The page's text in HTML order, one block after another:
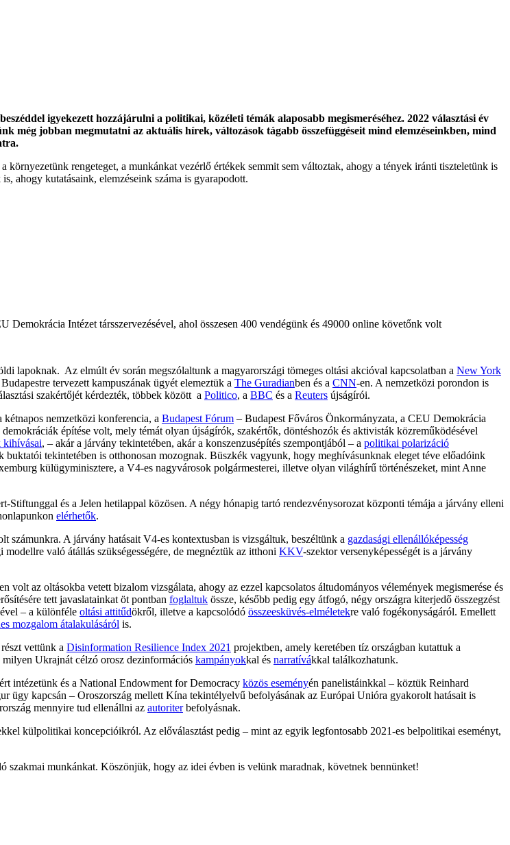
igyekezett hozzájárulni a politikai, közéleti témák alaposabb megismeréséhez. 2022 választási év
jobban megmutatni az aktuális hírek, változások tágabb összefüggéseit mind elemzéseinkben, mind
rengeteget, a munkánkat vezérlő értékek semmit sem változtak, ahogy a tények iránti tiszteletünk is
ahogy kutatásaink, elemzéseink száma is gyarapodott.
Demokrácia Intézet társszervezésével, ahol összesen 400 vendégünk és 49000 online követőnk volt
lapoknak. Az elmúlt év során megszólaltunk a magyarországi tömeges oltási akcióval kapcsolatban a New York
tervezett kampuszának ügyét elemeztük a The Guradianben és a CNN-en. A nemzetközi porondon is
szakértőjét kérdezték, többek között a Politico, a BBC és a Reuters újságírói.
kétnapos nemzetközi konferencia, a Budapest Fórum – Budapest Főváros Önkormányzata, a CEU Demokrácia
építése volt, mely témát olyan újságírók, szakértők, döntéshozók és aktivisták közreműködésével
kihívásai, – akár a járvány tekintetében, akár a konszenzusépítés szempontjából – a politikai polarizáció
buktatói tekintetében is otthonosan mozognak. Büszkék vagyunk, hogy meghívásunknak eleget téve előadóink
külügyminisztere, a V4-es nagyvárosok polgármesterei, illetve olyan világhírű történészeket, mint Anne
és a Jelen hetilappal közösen. A négy hónapig tartó rendezvénysorozat központi témája a járvány elleni
elérhetők.
számunkra. A járvány hatásait V4-es kontextusban is vizsgáltuk, beszéltünk a gazdasági ellenállóképesség
való átállás szükségességére, de megnéztük az itthoni KKV-szektor versenyképességét is a járvány
az oltásokba vetett bizalom vizsgálata, ahogy az ezzel kapcsolatos áltudományos vélemények megismerése és
tett javaslatainkat öt pontban foglaltuk össze, később pedig egy átfogó, négy országra kiterjedő összegzést
– a különféle oltási attitűdökről, illetve a kapcsolódó összeesküvés-elméletekre való fogékonyságáról. Emellett
mozgalom átalakulásáról is.
vettünk a Disinformation Resilience Index 2021 projektben, amely keretében tíz országban kutattuk a
Ukrajnát célzó orosz dezinformációs kampányokkal és narratívákkal találkozhatunk.
intézetünk és a National Endowment for Democracy közös eseményén panelistáinkkal – köztük Reinhard
ügy kapcsán – Oroszország mellett Kína tekintélyelvű befolyásának az Európai Unióra gyakorolt hatásait is
mennyire tud ellenállni az autoriterbefolyásnak.
külpolitikai koncepcióikról. Az előválasztást pedig – mint az egyik legfontosabb 2021-es belpolitikai eseményt,
szakmai munkánkat. Köszönjük, hogy az idei évben is velünk maradnak, követnek bennünket!